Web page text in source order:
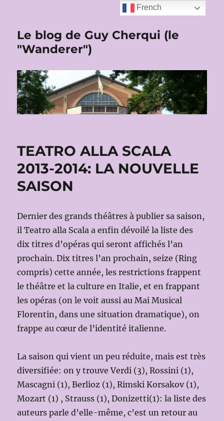
Le blog de Guy Cherqui (le
"Wanderer")
TEATRO ALLA SCALA
2013-2014: LA NOUVELLE
SAISON
Dernier des grands théâtres à publier sa saison,
il Teatro alla Scala a enfin dévoilé la liste des
dix titres d’opéras qui seront affichés l’an
prochain. Dix titres l’an prochain, seize (Ring
compris) cette année, les restrictions frappent
le théâtre et la culture en Italie, et en frappant
les opéras (on le voit aussi au Mai Musical
Florentin, dans une situation dramatique), on
frappe au cœur de l’identité italienne.
La saison qui vient un peu réduite, mais est très
diversifiée: on y trouve Verdi (3), Rossini (1),
Mascagni (1), Berlioz (1), Rimski Korsakov (1),
Mozart (1) , Strauss (1), Donizetti(1): la liste des
auteurs parle d’elle-même, c’est un retour au
French